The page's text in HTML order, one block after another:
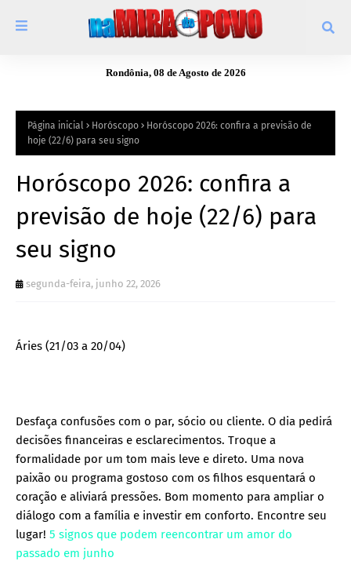
Rondônia, 08 de Agosto de 2026
Página inicial Horóscopo
Horóscopo 2026: confira a previsão de
hoje (22/6) para seu signo
Horóscopo 2026: confira a
previsão de hoje (22/6) para
seu signo
segunda-feira, junho 22, 2026
Áries (21/03 a 20/04)
Desfaça confusões com o par, sócio ou cliente. O dia pedirá
decisões financeiras e esclarecimentos. Troque a
formalidade por um tom mais leve e direto. Uma nova
paixão ou programa gostoso com os filhos esquentará o
coração e aliviará pressões. Bom momento para ampliar o
diálogo com a família e investir em conforto. Encontre seu
lugar! 5 signos que podem reencontrar um amor do
passado em junho